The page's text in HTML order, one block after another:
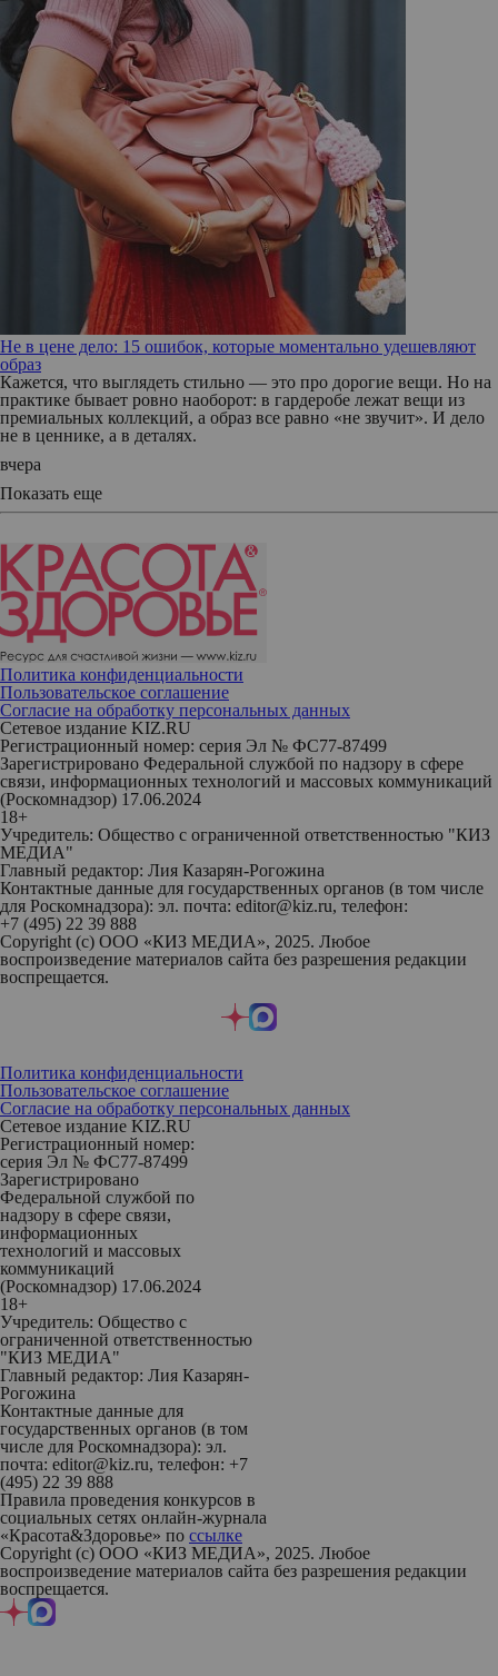
Не в цене дело: 15 ошибок, которые моментально удешевляют
образ
Кажется, что выглядеть стильно — это про дорогие вещи. Но на
практике бывает ровно наоборот: в гардеробе лежат вещи из
премиальных коллекций, а образ все равно «не звучит». И дело
не в ценнике, а в деталях.
вчера
Показать еще
Политика конфиденциальности
Пользовательское соглашение
Согласие на обработку персональных данных
Сетевое издание KIZ.RU
Регистрационный номер: серия Эл № ФС77-87499
Зарегистрировано Федеральной службой по надзору в сфере
связи, информационных технологий и массовых коммуникаций
(Роскомнадзор) 17.06.2024
18+
Учредитель: Общество с ограниченной ответственностью "КИЗ
МЕДИА"
Главный редактор: Лия Казарян-Рогожина
Контактные данные для государственных органов (в том числе
для Роскомнадзора): эл. почта: editor@kiz.ru, телефон:
+7 (495) 22 39 888
Copyright (с) ООО «КИЗ МЕДИА», 2025. Любое
воспроизведение материалов сайта без разрешения редакции
воспрещается.
Политика конфиденциальности
Пользовательское соглашение
Согласие на обработку персональных данных
Сетевое издание KIZ.RU
Регистрационный номер:
серия Эл № ФС77-87499
Зарегистрировано
Федеральной службой по
надзору в сфере связи,
информационных
технологий и массовых
коммуникаций
(Роскомнадзор) 17.06.2024
18+
Учредитель: Общество с
ограниченной ответственностью
"КИЗ МЕДИА"
Главный редактор: Лия Казарян-
Рогожина
Контактные данные для
государственных органов (в том
числе для Роскомнадзора): эл.
почта: editor@kiz.ru, телефон: +7
(495) 22 39 888
Правила проведения конкурсов в
социальных сетях онлайн-журнала
«Красота&Здоровье» по ссылке
Copyright (с) ООО «КИЗ МЕДИА», 2025. Любое
воспроизведение материалов сайта без разрешения редакции
воспрещается.